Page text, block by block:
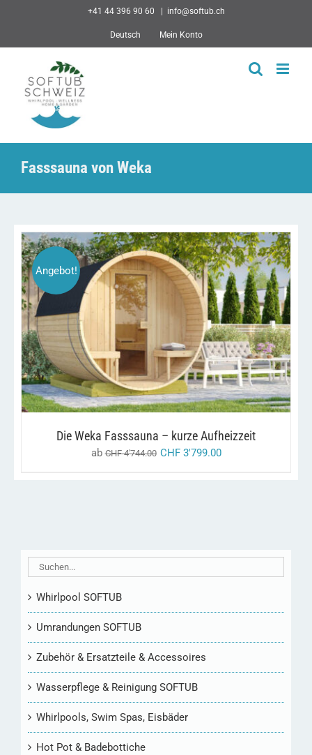
+41 44 396 90 60 info@softub.ch
Deutsch Mein Konto
Fasssauna von Weka
Angebot!
AUSFÜHRUNG WÄHLEN
DIESES
PRODUKT
WEIST
MEHRERE
VARIANTEN
AUF.
DIE
OPTIONEN
AUF
DER
DETAILS
Die Weka Fasssauna – kurze Aufheizzeit
abCHF4'744.00 CHF3'799.00
Whirlpool SOFTUB
Umrandungen SOFTUB
Zubehör & Ersatzteile & Accessoires
Wasserpflege & Reinigung SOFTUB
Whirlpools, Swim Spas, Eisbäder
Hot Pot & Badebottiche